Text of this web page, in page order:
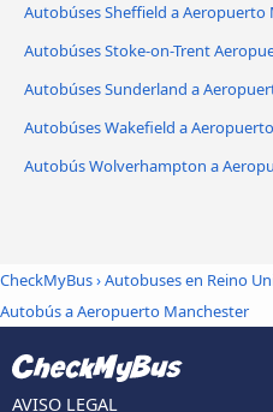
Autobúses Sheffield a Aeropuerto
Autobúses Stoke-on-Trent
Autobúses Sunderland a
Autobúses Wakefield a
Autobús Wolverhampton a
CheckMyBus›Autobuses en Reino
Autobús a Aeropuerto Manchester
AVISO LEGAL